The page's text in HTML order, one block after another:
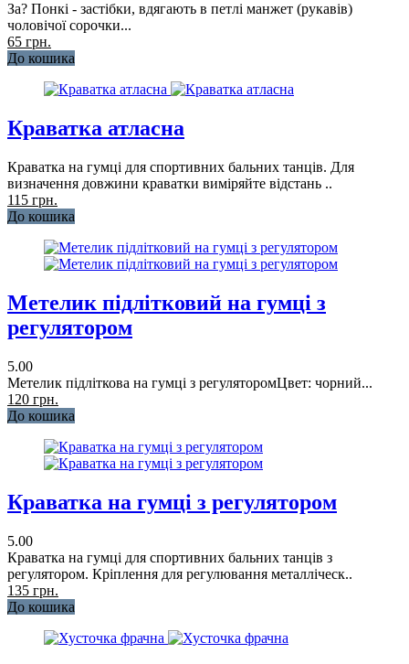
За? Понкі - застібки, вдягають в петлі манжет (рукавів)
чоловічої сорочки...
65 грн.
До кошика
Краватка атласна
Краватка на гумці для спортивних бальних танців. Для
визначення довжини краватки виміряйте відстань ..
115 грн.
До кошика
Метелик підлітковий на гумці з
регулятором
5.00
Метелик підліткова на гумці з регуляторомЦвет: чорний...
120 грн.
До кошика
Краватка на гумці з регулятором
5.00
Краватка на гумці для спортивних бальних танців з
регулятором. Кріплення для регулювання металліческ..
135 грн.
До кошика